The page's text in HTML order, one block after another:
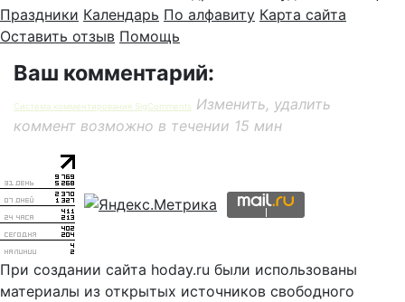
Праздники Календарь По алфавиту Карта сайта
Оставить отзыв Помощь
Ваш комментарий:
Система комментирования SigComments
Изменить, удалить
коммент возможно в течении 15 мин
При создании сайта hoday.ru были использованы
материалы из открытых источников свободного